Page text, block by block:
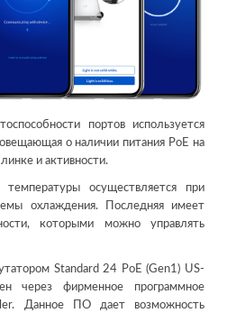
портов используется
о наличии питания PoE на
и активности.
осуществляется при
охлаждения. Последняя имеет
которыми можно управлять
Standard 24 PoE (Gen1) US-
через фирменное программное
Данное ПО дает возможность